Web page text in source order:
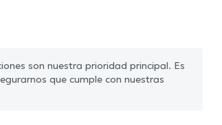
son nuestra prioridad principal. Es
que cumple con nuestras